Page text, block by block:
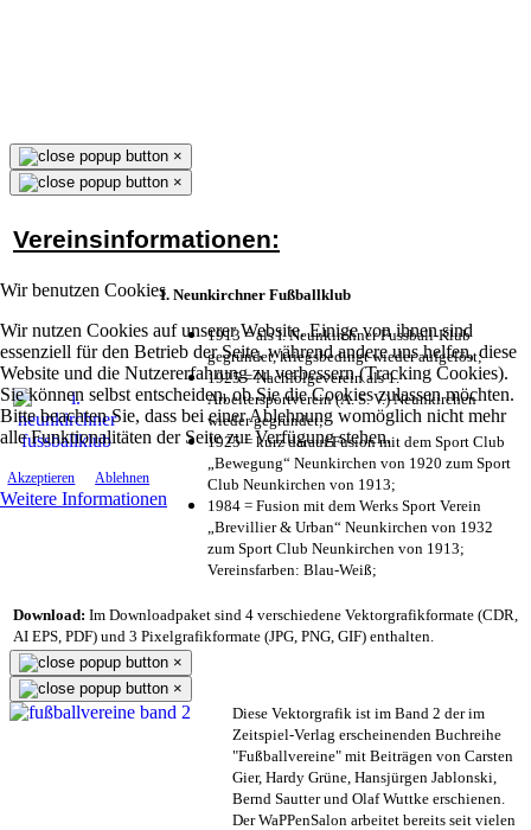
Wir benutzen Cookies
Wir nutzen Cookies auf unserer Website. Einige von ihnen sind
essenziell für den Betrieb der Seite, während andere uns helfen, diese
Website und die Nutzererfahrung zu verbessern (Tracking Cookies).
Sie können selbst entscheiden, ob Sie die Cookies zulassen möchten.
Bitte beachten Sie, dass bei einer Ablehnung womöglich nicht mehr
alle Funktionalitäten der Seite zur Verfügung stehen.
Akzeptieren Ablehnen
Weitere Informationen
×
×
Vereinsinformationen:
I. Neunkirchner Fußballklub
1913 = als I. Neunkirchner Fussball-Klub
gegründet, kriegsbedingt wieder aufgelöst;
1925 = Nachfolgeverein als 1.
Arbeitersportverein (A. S. V.) Neunkirchen
wieder gegründet;
1925 = kurz darauf Fusion mit dem Sport Club
„Bewegung“ Neunkirchen von 1920 zum Sport
Club Neunkirchen von 1913;
1984 = Fusion mit dem Werks Sport Verein
„Brevillier & Urban“ Neunkirchen von 1932
zum Sport Club Neunkirchen von 1913;
Vereinsfarben: Blau-Weiß;
Download: Im Downloadpaket sind 4 verschiedene Vektorgrafikformate (CDR,
AI EPS, PDF) und 3 Pixelgrafikformate (JPG, PNG, GIF) enthalten.
×
×
Diese Vektorgrafik ist im Band 2 der im
Zeitspiel-Verlag erscheinenden Buchreihe
"Fußballvereine" mit Beiträgen von Carsten
Gier, Hardy Grüne, Hansjürgen Jablonski,
Bernd Sautter und Olaf Wuttke erschienen.
Der WaPPenSalon arbeitet bereits seit vielen